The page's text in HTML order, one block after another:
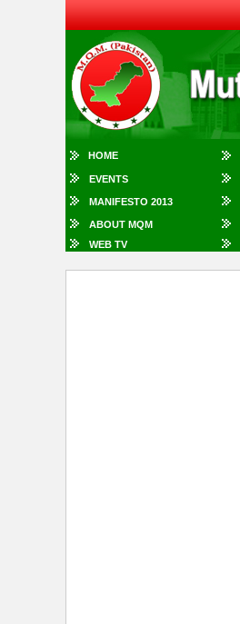
HOME
EVENTS
MANIFESTO 2013
ABOUT MQM
WEB TV